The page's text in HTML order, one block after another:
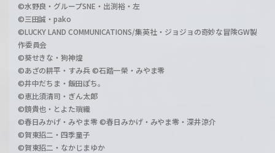
©水野良・グループSNE・出渕裕・左
©三田誠・pako
©LUCKY LAND COMMUNICATIONS/集英社・ジョジョの奇妙な冒険GW製
作委員会
©葵せきな・狗神煌
©あざの耕平・すみ兵 ©石踏一榮・みやま零
©井中だちま・飯田ぽち。
©恵比須清司・ぎん太郎
©鏡貴也・とよた瑣織
©春日みかげ・みやま零 ©春日みかげ・みやま零・深井涼介
©賀東招二・四季童子
©賀東招二・なかじまゆか